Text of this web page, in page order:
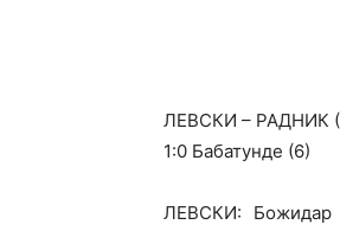
ЛЕВСКИ – РАДНИК
1:0 Бабатунде (6)
ЛЕВСКИ: Божидар